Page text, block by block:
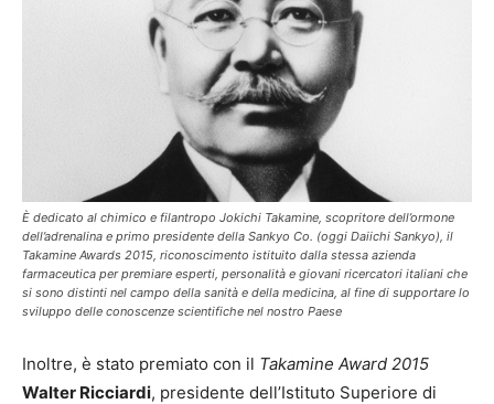
È dedicato al chimico e filantropo Jokichi Takamine, scopritore dell’ormone
dell’adrenalina e primo presidente della Sankyo Co. (oggi Daiichi Sankyo), il
Takamine Awards 2015, riconoscimento istituito dalla stessa azienda
farmaceutica per premiare esperti, personalità e giovani ricercatori italiani che
si sono distinti nel campo della sanità e della medicina, al fine di supportare lo
sviluppo delle conoscenze scientifiche nel nostro Paese
Inoltre, è stato premiato con il Takamine Award 2015
Walter Ricciardi, presidente dell’Istituto Superiore di